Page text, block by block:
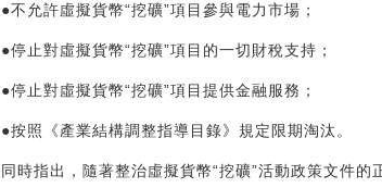
●不允許虛擬貨幣“挖礦”項目參與電力市場；
●停止對虛擬貨幣“挖礦”項目的一切財稅支持；
●停止對虛擬貨幣“挖礦”項目提供金融服務；
●按照《產業結構調整指導目錄》規定限期淘汰。
同時指出，隨著整治虛擬貨幣“挖礦”活動政策文件